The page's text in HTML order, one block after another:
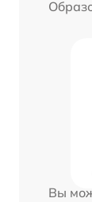
Вы